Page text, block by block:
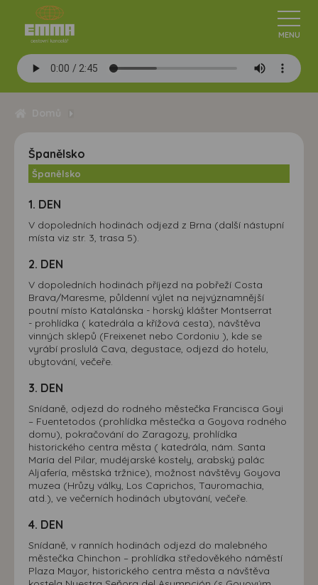
Španělsko
Španělsko
1. DEN
V dopoledních hodinách odjezd z Brna (další nástupní
místa viz str. 3, trasa 5).
2. DEN
V dopoledních hodinách příjezd na pobřeží Costa
Brava/Maresme, půldenní výlet na nejvýznamnější
poutní místo Katalánska - horský klášter Montserrat
- prohlídka ( katedrála a křížová cesta), návštěva
vinných sklepů (Freixenet nebo Cordoniu ), kde se
vyrábí proslulá Cava, degustace, odjezd do hotelu,
ubytování, večeře.
3. DEN
Snídaně, odjezd do rodného městečka Francisca Goyi
– Fuentetodos (prohlídka městečka a Goyova rodného
domu), pokračování do Zaragozy, prohlídka
historického centra města ( katedrála, nám. Santa
María del Pilar, mudéjarské kostely, arabský palác
Aljafería, městská tržnice), možnost návštěvy Goyova
muzea (Hrůzy války, Los Caprichos, Tauromachia,
atd.), ve večerních hodinách ubytování, večeře.
4. DEN
Snídaně, v ranních hodinách odjezd do malebného
městečka Chinchon – prohlídka středověkého náměstí
Plaza Mayor, historického centra města a návštěva